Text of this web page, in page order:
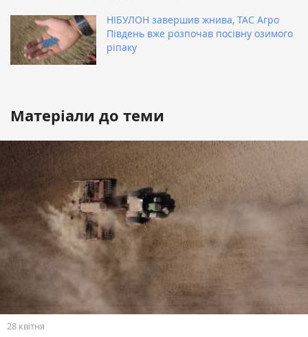
НІБУЛОН завершив жнива, ТАС Агро
Південь вже розпочав посівну озимого
ріпаку
Матеріали до теми
28 квітня